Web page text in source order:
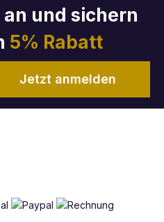
und sichern
5% Rabatt
Jetzt anmelden